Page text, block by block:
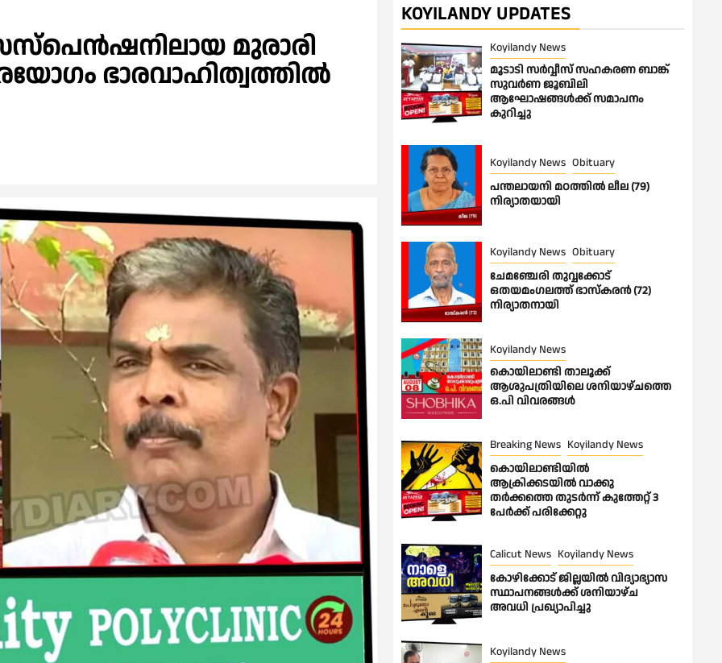
മുരാരി
ഭാരവാഹിത്വത്തിൽ
KOYILANDY UPDATES
Koyilandy News
മൂടാടി സർവ്വീസ് സഹകരണ ബാങ്ക്
സുവർണ ജൂബിലി
ആഘോഷങ്ങൾക്ക് സമാപനം
കുറിച്ചു
Koyilandy News Obituary
പന്തലായനി മഠത്തിൽ ലീല (79)
നിര്യാതയായി
Koyilandy News Obituary
ചേമഞ്ചേരി തുവ്വക്കോട്
ഒതയമംഗലത്ത് ഭാസ്കരൻ (72)
നിര്യാതനായി
Koyilandy News
കൊയിലാണ്ടി താലൂക്ക്
ആശുപത്രിയിലെ ശനിയാഴ്ചത്തെ
ഒ.പി വിവരങ്ങൾ
Breaking News Koyilandy News
കൊയിലാണ്ടിയിൽ
ആക്രിക്കടയിൽ വാക്കു
തർക്കത്തെ തുടർന്ന് കുത്തേറ്റ് 3
പേർക്ക് പരിക്കേറ്റു
Calicut News Koyilandy News
കോഴിക്കോട് ജില്ലയിൽ വിദ്യാഭ്യാസ
സ്ഥാപനങ്ങൾക്ക് ശനിയാഴ്ച
അവധി പ്രഖ്യാപിച്ചു
Koyilandy News